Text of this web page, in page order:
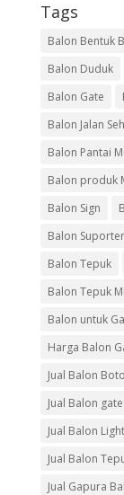
Tags
Balon Bentuk
Balon Duduk
Balon Gate
Balon Jalan
Balon Pantai
Balon produk
Balon Sign
Balon
Balon Tepuk
Balon Tepuk
Balon untuk
Harga Balon
Jual Balon
Jual Balon
Jual Balon
Jual Balon
Jual Gapura